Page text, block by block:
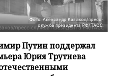
Фото: Александр Казаков/пресс-
служба президента РФ/ТАСС
Путин поддержал
Юрия Трутнева